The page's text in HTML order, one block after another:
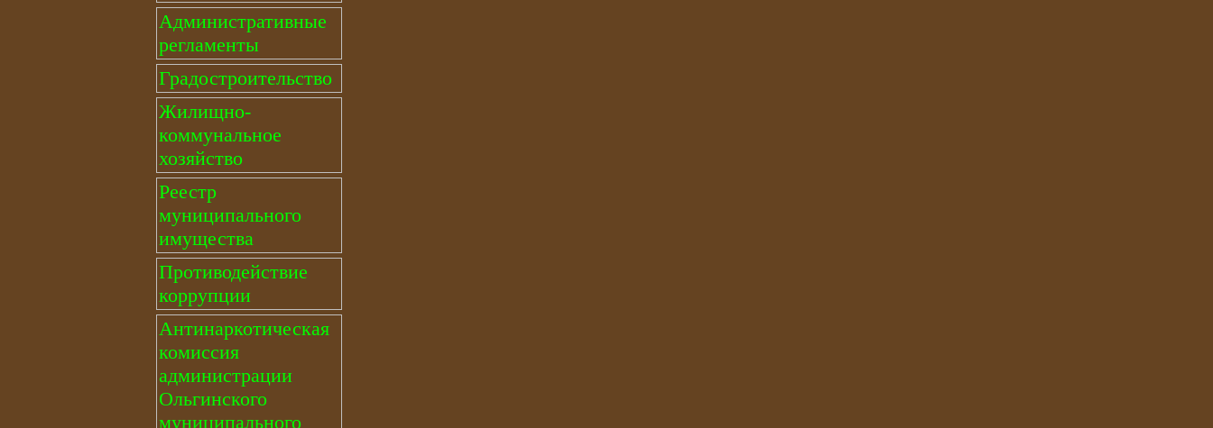
Административные
регламенты
Градостроительство
Жилищно-
коммунальное
хозяйство
Реестр
муниципального
имущества
Противодействие
коррупции
Антинаркотическая
комиссия
администрации
Ольгинского
муниципального